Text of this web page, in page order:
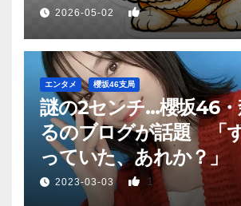
2026-05-02 1
エンタメ 櫻坂46支局
謎の2センチ…櫻坂46
るのブログが話題 「
っていた、あれか？」
2023-03-03 1